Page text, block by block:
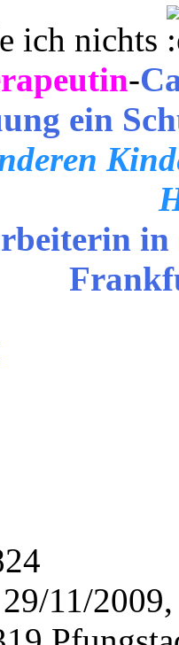
ich nichts
-
ein
in
29/11/